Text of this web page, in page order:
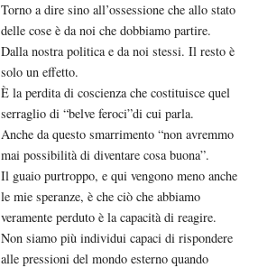
Torno a dire sino all’ossessione che allo stato
delle cose è da noi che dobbiamo partire.
Dalla nostra politica e da noi stessi. Il resto è
solo un effetto.
È la perdita di coscienza che costituisce quel
serraglio di “belve feroci”di cui parla.
Anche da questo smarrimento “non avremmo
mai possibilità di diventare cosa buona”.
Il guaio purtroppo, e qui vengono meno anche
le mie speranze, è che ciò che abbiamo
veramente perduto è la capacità di reagire.
Non siamo più individui capaci di rispondere
alle pressioni del mondo esterno quando